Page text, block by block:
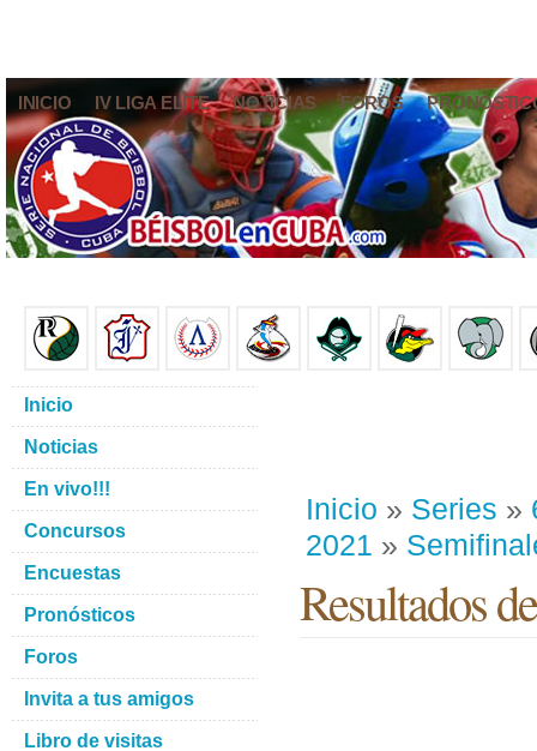
INICIO IV LIGA ELITE NOTICIAS FOROS
Inicio » Series »
2021 »
Resultados
Inicio
Noticias
En vivo!!!
Concursos
Encuestas
Pronósticos
Foros
Invita a tus amigos
Libro de visitas